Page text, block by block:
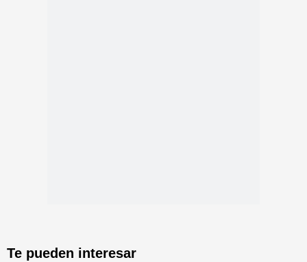
Te pueden interesar